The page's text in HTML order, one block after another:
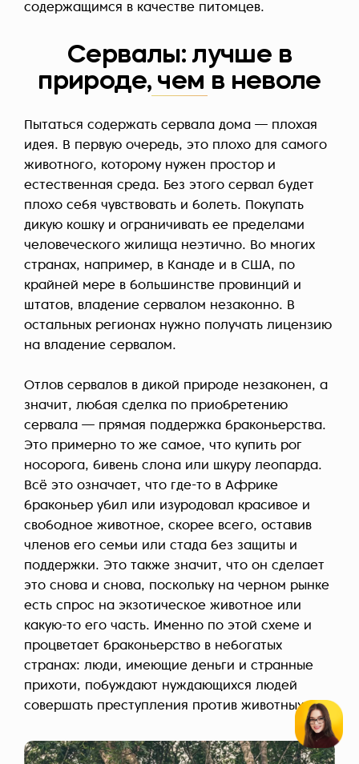
содержащимся в качестве питомцев.
Сервалы: лучше в
природе, чем в неволе
Пытаться содержать сервала дома — плохая
идея. В первую очередь, это плохо для самого
животного, которому нужен простор и
естественная среда. Без этого сервал будет
плохо себя чувствовать и болеть. Покупать
дикую кошку и ограничивать ее пределами
человеческого жилища неэтично. Во многих
странах, например, в Канаде и в США, по
крайней мере в большинстве провинций и
штатов, владение сервалом незаконно. В
остальных регионах нужно получать лицензию
на владение сервалом.
Отлов сервалов в дикой природе незаконен, а
значит, любая сделка по приобретению
сервала — прямая поддержка браконьерства.
Это примерно то же самое, что купить рог
носорога, бивень слона или шкуру леопарда.
Всё это означает, что где-то в Африке
браконьер убил или изуродовал красивое и
свободное животное, скорее всего, оставив
членов его семьи или стада без защиты и
поддержки. Это также значит, что он сделает
это снова и снова, поскольку на черном рынке
есть спрос на экзотическое животное или
какую-то его часть. Именно по этой схеме и
процветает браконьерство в небогатых
странах: люди, имеющие деньги и странные
прихоти, побуждают нуждающихся людей
совершать преступления против животных.